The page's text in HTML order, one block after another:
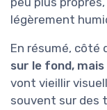
légèrement
En résumé, côté
sur le fond,
vont vieillir
souvent sur des